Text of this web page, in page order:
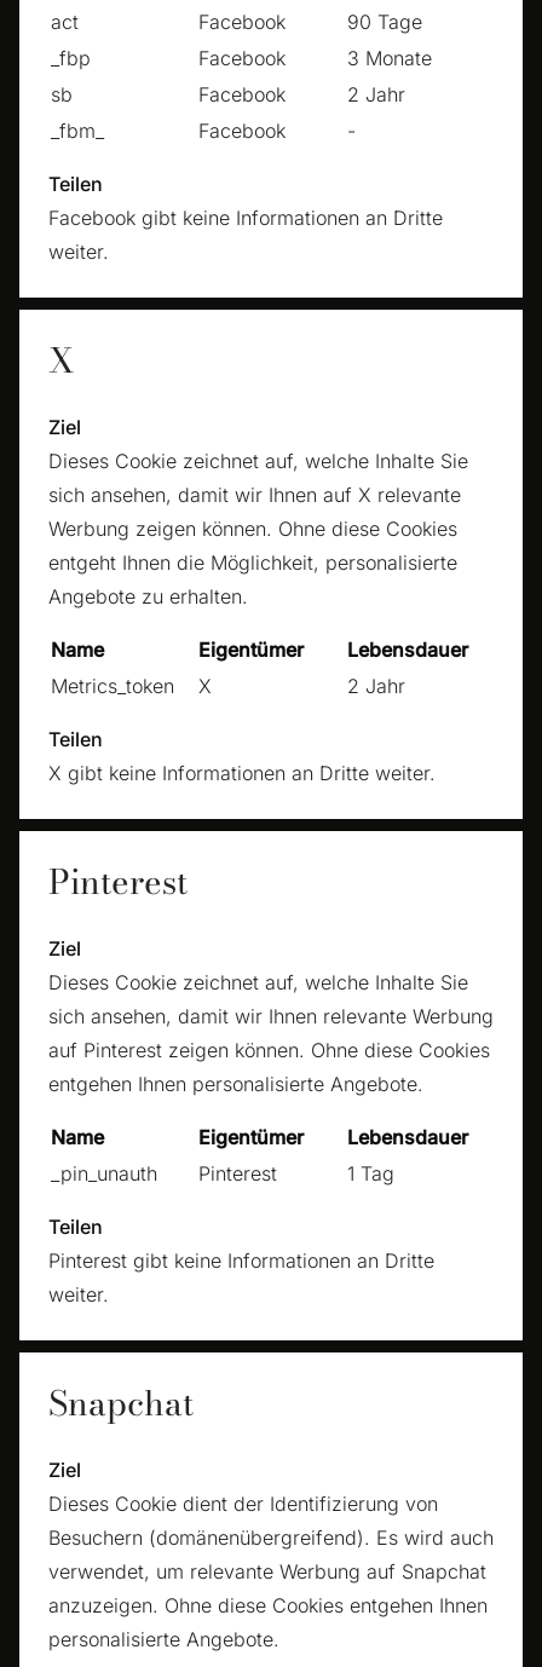
act Facebook
90 Tage
_fbp
Facebook
3 Monate
sb
Facebook
2 Jahr
_fbm_
Facebook -
Teilen
Facebook gibt keine Informationen an Dritte
weiter.
X
Ziel
Dieses Cookie zeichnet auf, welche Inhalte Sie
sich ansehen, damit wir Ihnen auf X relevante
Werbung zeigen können. Ohne diese Cookies
entgeht Ihnen die Möglichkeit, personalisierte
Angebote zu erhalten.
Name Eigentümer
Lebensdauer
Metrics_token
X 2 Jahr
Teilen
X gibt keine Informationen an Dritte weiter.
Pinterest
Ziel
Dieses Cookie zeichnet auf, welche Inhalte Sie
sich ansehen, damit wir Ihnen relevante Werbung
auf Pinterest zeigen können. Ohne diese Cookies
entgehen Ihnen personalisierte Angebote.
Name Eigentümer
Lebensdauer
_pin_unauth
Pinterest 1 Tag
Teilen
Pinterest gibt keine Informationen an Dritte
weiter.
Snapchat
Ziel
Dieses Cookie dient der Identifizierung von
Besuchern (domänenübergreifend). Es wird auch
verwendet, um relevante Werbung auf Snapchat
anzuzeigen. Ohne diese Cookies entgehen Ihnen
personalisierte Angebote.